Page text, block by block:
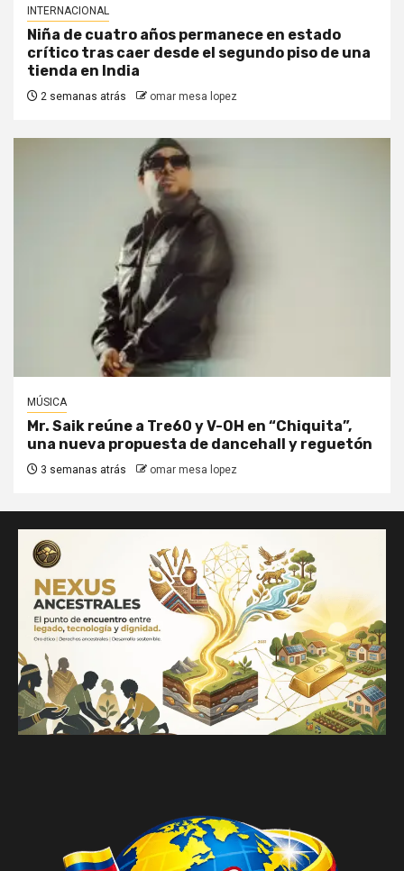
INTERNACIONAL
Niña de cuatro años permanece en estado
crítico tras caer desde el segundo piso de una
tienda en India
2 semanas atrás omar mesa lopez
MÚSICA
Mr. Saik reúne a Tre60 y V-OH en “Chiquita”,
una nueva propuesta de dancehall y reguetón
3 semanas atrás omar mesa lopez